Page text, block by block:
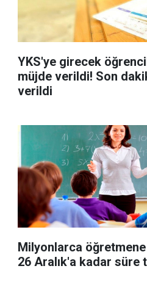
YKS'ye girecek
müjde verildi! Son
verildi
Milyonlarca
26 Aralık'a kadar süre